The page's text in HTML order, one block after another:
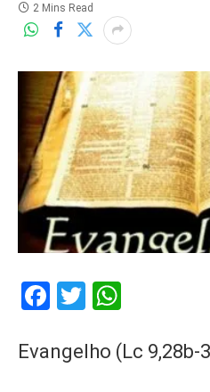
2 Mins Read
Facebook
Twitter
Evangelho (Lc 9,28b-